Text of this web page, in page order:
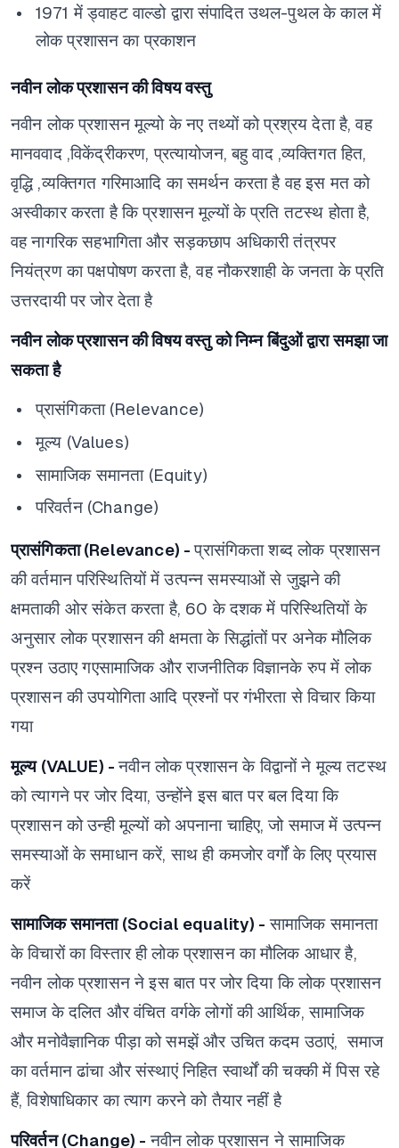
1971 में ड्वाहट वाल्डो द्वारा संपादित उथल-पुथल के काल में
लोक प्रशासन का प्रकाशन
नवीन लोक प्रशासन की विषय वस्तु
नवीन लोक प्रशासन मूल्यो के नए तथ्यों को प्रश्रय देता है,वह
मानववाद ,विकेंद्रीकरण, प्रत्यायोजन, बहु वाद ,व्यक्तिगत हित,
वृद्धि ,व्यक्तिगत गरिमाआदि का समर्थन करता हैवह इस मत को
अस्वीकार करता है कि प्रशासन मूल्यों के प्रति तटस्थ होता है,
वह नागरिक सहभागिता और सड़कछाप अधिकारी तंत्रपर
नियंत्रण का पक्षपोषण करता है,वह नौकरशाही के जनता के प्रति
उत्तरदायी पर जोर देता है
नवीन लोक प्रशासन की विषय वस्तु को निम्न बिंदुओं द्वारा समझा जा
सकता है
प्रासंगिकता (Relevance)
मूल्य (Values)
सामाजिक समानता (Equity)
परिवर्तन (Change)
प्रासंगिकता (Relevance) -प्रासंगिकता शब्द लोक प्रशासन
की वर्तमान परिस्थितियों में उत्पन्न समस्याओं से जुझ़ने की
क्षमताकी ओर संकेत करता है, 60 के दशक में परिस्थितियों के
अनुसार लोक प्रशासन की क्षमता के सिद्धांतों पर अनेक मौलिक
प्रश्न उठाए गएसामाजिक और राजनीतिक विज्ञानके रुप में लोक
प्रशासन की उपयोगिता आदि प्रश्नों पर गंभीरता से विचार किया
गया
मूल्य (VALUE) -नवीन लोक प्रशासन के विद्वानों ने मूल्य तटस्थ
को त्यागने पर जोर दिया,उन्होंने इस बात पर बल दिया कि
प्रशासन को उन्ही मूल्यों को अपनाना चाहिए,जो समाज में उत्पन्न
समस्याओं के समाधान करें,साथ ही कमजोर वर्गों के लिए प्रयास
करें
सामाजिक समानता (Social equality) -सामाजिक समानता
के विचारों का विस्तार ही लोक प्रशासन का मौलिक आधार है,
नवीन लोक प्रशासन ने इस बात पर जोर दिया कि लोक प्रशासन
समाज के दलित और वंचित वर्गके लोगों की आर्थिक, सामाजिक
और मनोवैज्ञानिक पीड़ा को समझें और उचित कदम उठाएं,समाज
का वर्तमान ढांचा और संस्थाएं निहित स्वार्थों की चक्की में पिस रहे
हैं,विशेषाधिकार का त्याग करने को तैयार नहीं है
परिवर्तन (Change) -नवीन लोक प्रशासन ने सामाजिक